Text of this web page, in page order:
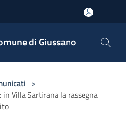
di Giussano
>
in Villa Sartirana la rassegna